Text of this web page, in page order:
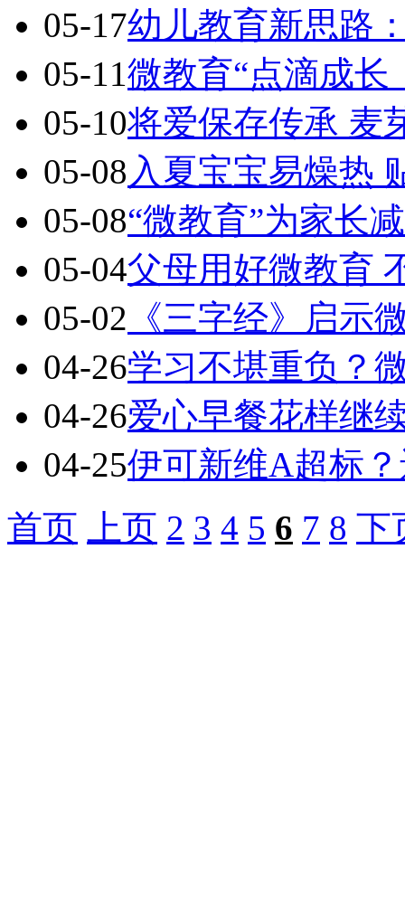
05-17幼儿教育新思路
05-11微教育“点滴成长
05-10将爱保存传承 麦
05-08入夏宝宝易燥热
05-08“微教育”为家长
05-04父母用好微教育
05-02 《三字经》启示
04-26学习不堪重负？
04-26爱心早餐花样继
04-25伊可新维A超标
首页
上页 2 3 4 5 6 7 8 下